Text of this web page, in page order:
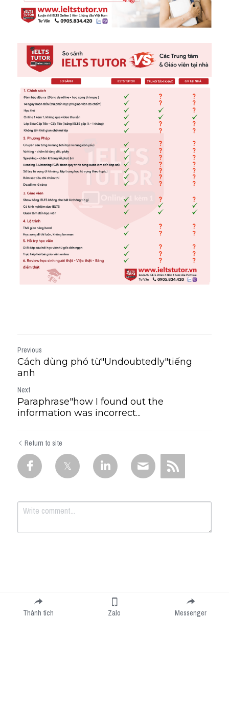
Previous
Cách dùng phó từ"Undoubtedly"tiếng
anh
Next
Paraphrase"how I found out the
information was incorrect...
Return to site
Submit
Thành tích Zalo Messenger